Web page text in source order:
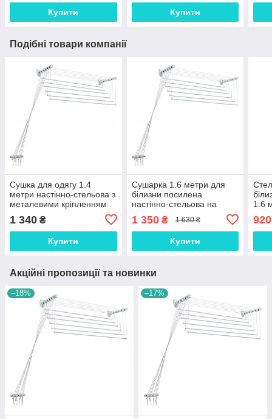
Купити Купити
Подібні товари компанії
Сушка для одягу 1.4
метри настінно-стельова з
металевими кріпленням
1 340 ₴
Купити
Сушарка 1.6 метри для
білизни посилена
настінно-стельова на
1 350₴ 1 630 ₴
Купити
1.6
920
Акційні пропозиції та новинки
–18% –17%